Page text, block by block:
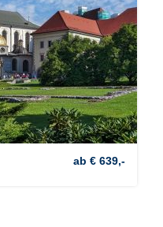
ab € 639,-